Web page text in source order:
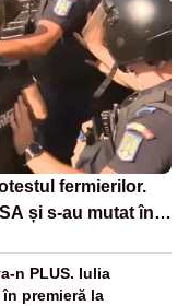
fermierilor.
și s-au mutat în
n PLUS. Iulia
premieră la